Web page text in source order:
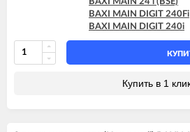
BAXI MAIN 24 i (BSB)
BAXI MAIN 24 i (BSE)
BAXI MAIN DIGIT 240Fi
BAXI MAIN DIGIT 240i
BAXI MAIN DIGIT 240Fi
BAXI MAIN DIGIT 240i
Купить в 1